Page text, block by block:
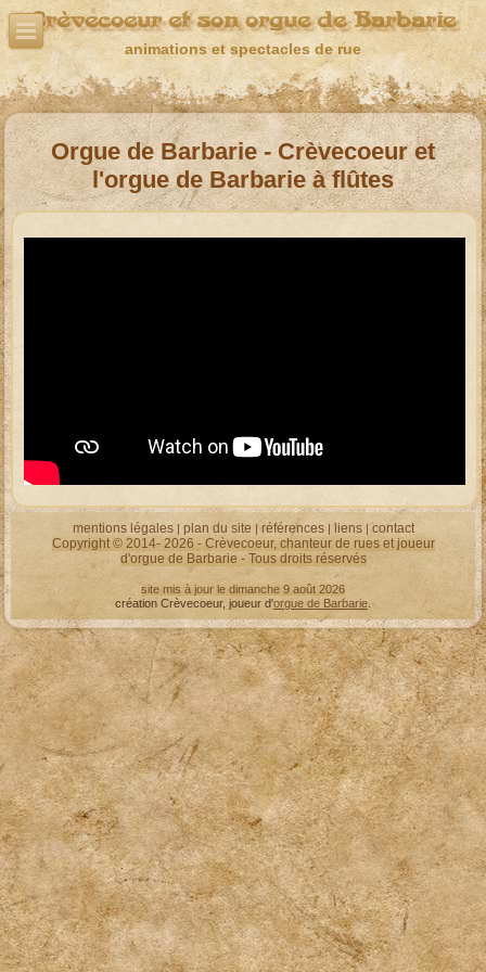
Crèvecoeur et son orgue de Barbarie
animations et spectacles de rue
Orgue de Barbarie - Crèvecoeur et
l'orgue de Barbarie à flûtes
mentions légales| plan du site références| liens| contact
Copyright © 2014- 2026 - Crèvecoeur, chanteur de rues et joueur
d'orgue de Barbarie - Tous droits réservés
site mis à jour le dimanche 9 août 2026
création Crèvecoeur, joueur d'orgue de Barbarie